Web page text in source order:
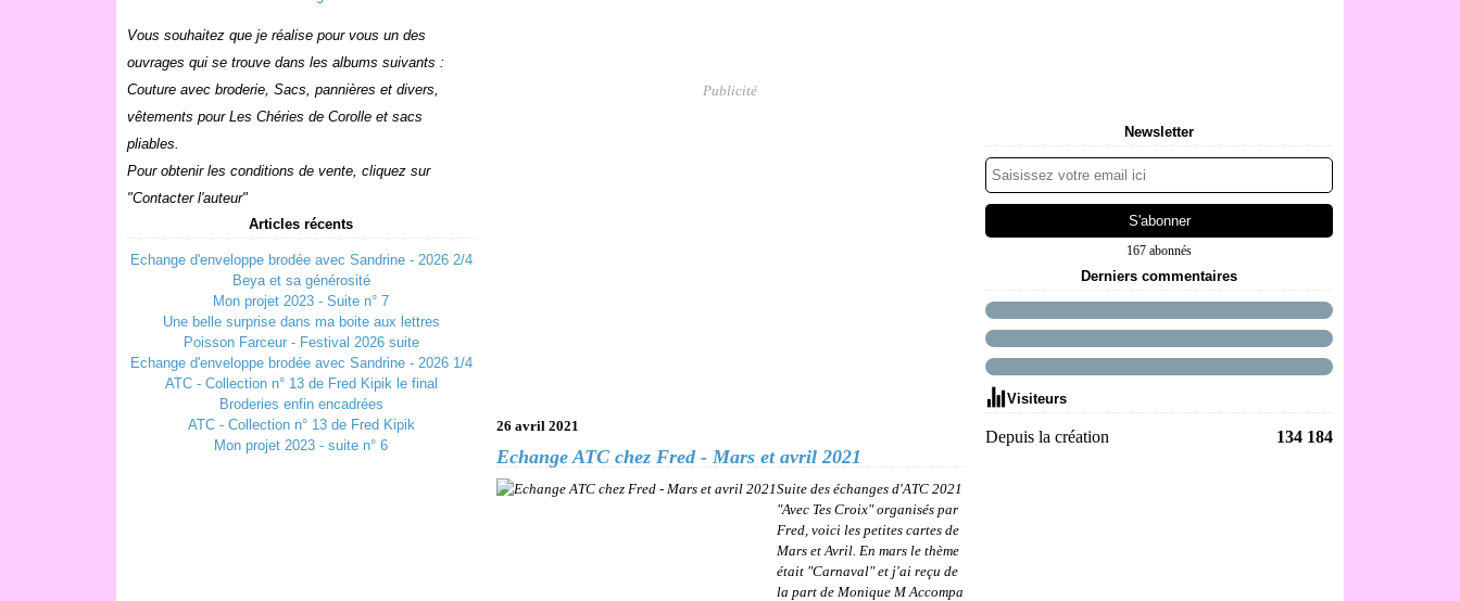
Vous souhaitez que je réalise pour vous un des
ouvrages qui se trouve dans les albums suivants :
Couture avec broderie, Sacs, pannières et divers,
vêtements pour Les Chéries de Corolle et sacs
pliables.
Pour obtenir les conditions de vente, cliquez sur
"Contacter l'auteur"
Articles récents
Echange d'enveloppe brodée avec Sandrine - 2026 2/4
Beya et sa générosité
Mon projet 2023 - Suite n° 7
Une belle surprise dans ma boite aux lettres
Poisson Farceur - Festival 2026 suite
Echange d'enveloppe brodée avec Sandrine - 2026 1/4
ATC - Collection n° 13 de Fred Kipik le final
Broderies enfin encadrées
ATC - Collection n° 13 de Fred Kipik
Mon projet 2023 - suite n° 6
Publicité
26 avril 2021
Echange ATC chez Fred - Mars et avril 2021
Suite des échanges d'ATC 2021
"Avec Tes Croix" organisés par
Fred, voici les petites cartes de
Mars et Avril. En mars le thème
était "Carnaval" et j'ai reçu de
la part de Monique M Accompa
Newsletter
167 abonnés
Derniers commentaires
Visiteurs
Depuis la création 134 184